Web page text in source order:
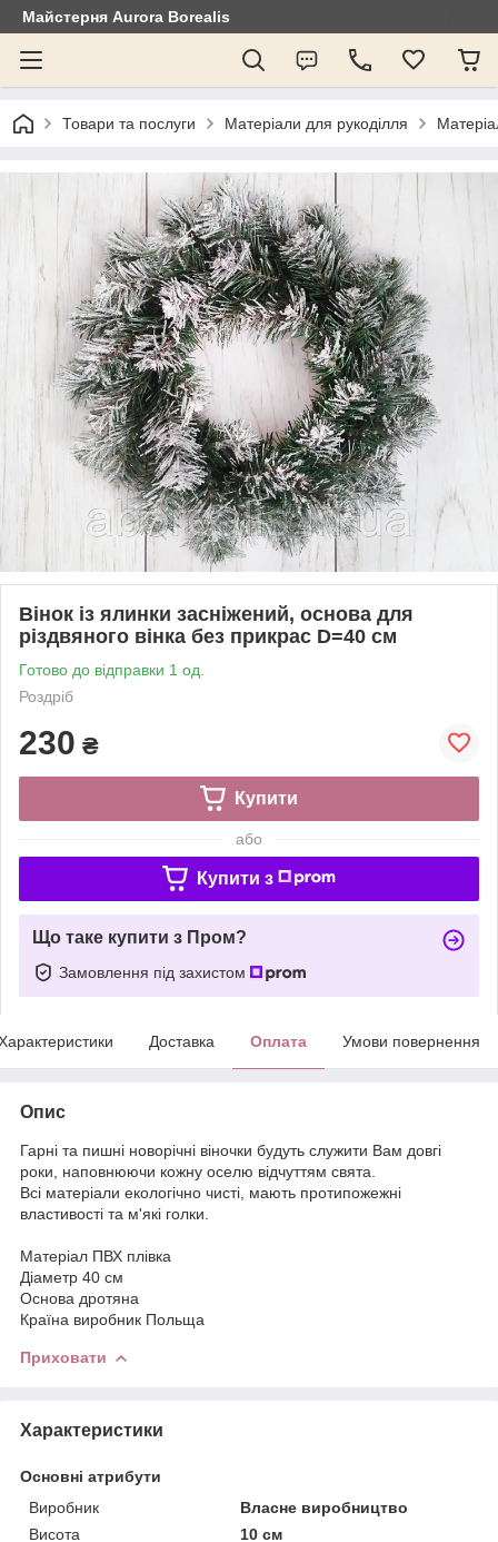
Майстерня Aurora Borealis
Товари та послуги Матеріали для рукоділля
Вінок із ялинки засніжений, основа для
різдвяного вінка без прикрас D=40 см
Готово до відправки 1 од.
Роздріб
230 ₴
Купити
або
Купити з
Що таке купити з Пром?
Замовлення під захистом
Доставка Оплата Умови повернення
Опис
Гарні та пишні новорічні віночки будуть служити Вам довгі
роки, наповнюючи кожну оселю відчуттям свята.
Всі матеріали екологічно чисті, мають протипожежні
властивості та м'які голки.
Матеріал ПВХ плівка
Діаметр 40 см
Основа дротяна
Країна виробник Польща
Приховати
Характеристики
Основні атрибути
Виробник
Власне виробництво
Висота
10 см